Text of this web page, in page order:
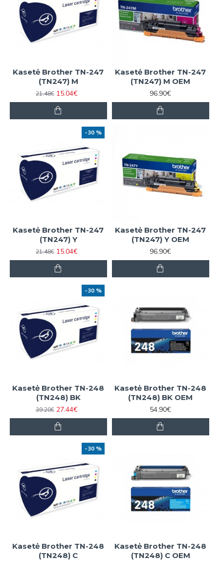
Kasetė Brother TN-247
(TN247) M
21.48€ 15.04€
Kasetė Brother TN-247
(TN247) M OEM
96.90€
-30 %
Kasetė Brother TN-247
(TN247) Y
21.48€ 15.04€
Kasetė Brother TN-247
(TN247) Y OEM
96.90€
-30 %
Kasetė Brother TN-248
(TN248) BK
39.20€ 27.44€
Kasetė Brother TN-248
(TN248) BK OEM
54.90€
-30 %
Kasetė Brother TN-248
(TN248) C
Kasetė Brother TN-248
(TN248) C OEM